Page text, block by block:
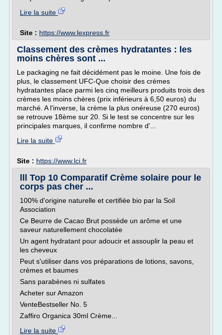
Lire la suite
Site : https://www.lexpress.fr
Classement des crèmes hydratantes : les
moins chères sont ...
Le packaging ne fait décidément pas le moine. Une fois de
plus, le classement UFC-Que choisir des crèmes
hydratantes place parmi les cinq meilleurs produits trois des
crèmes les moins chères (prix inférieurs à 6,50 euros) du
marché. A l'inverse, la crème la plus onéreuse (270 euros)
se retrouve 18ème sur 20. Si le test se concentre sur les
principales marques, il confirme nombre d'...
Lire la suite
Site : https://www.lci.fr
lll Top 10 Comparatif Crème solaire pour le
corps pas cher ...
100% d'origine naturelle et certifiée bio par la Soil
Association
Ce Beurre de Cacao Brut possède un arôme et une
saveur naturellement chocolatée
Un agent hydratant pour adoucir et assouplir la peau et
les cheveux
Peut s'utiliser dans vos préparations de lotions, savons,
crèmes et baumes
Sans parabènes ni sulfates
Acheter sur Amazon
VenteBestseller No. 5
Zaffiro Organica 30ml Crème...
Lire la suite